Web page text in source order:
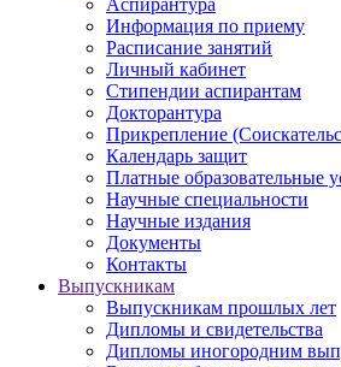
Аспирантура
Информация по приему
Расписание занятий
Личный кабинет
Стипендии аспирантам
Докторантура
Прикрепление
Календарь защит
Платные образовательные
Научные специальности
Научные издания
Документы
Контакты
Выпускникам
Выпускникам прошлых лет
Дипломы и свидетельства
Дипломы иногородним